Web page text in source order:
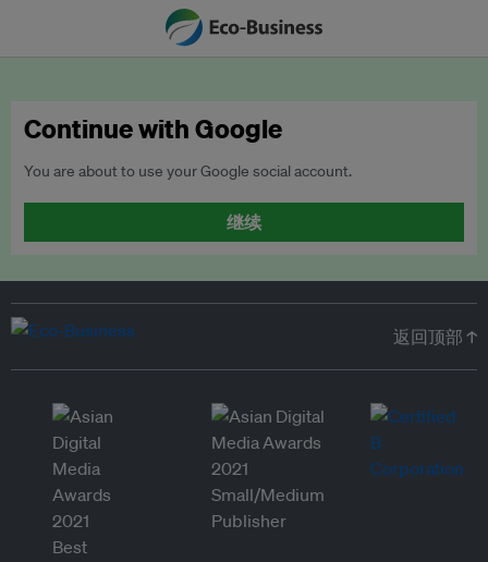
Continue with Google
You are about to use your Google social account.
继续
返回顶部 ↑